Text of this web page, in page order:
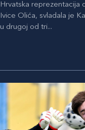
Hrvatska reprezentacija
Ivice Olića, svladala je
u drugoj od tri...